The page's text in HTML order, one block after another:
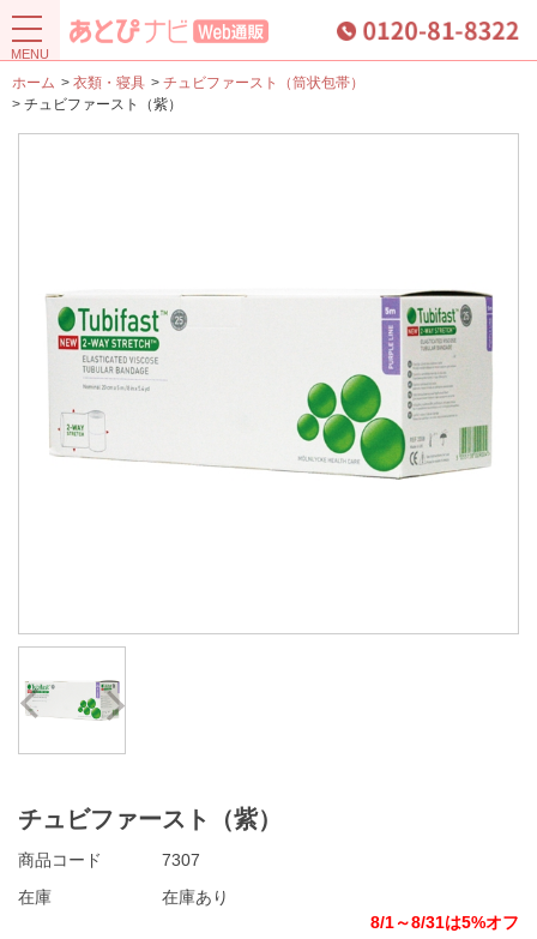
ホーム > 衣類・寝具 > チュビファースト（筒状包帯）
> チュビファースト（紫）
Prev
チュビファースト（紫）
8/1～8/31は5%オフ
商品コード
7307
在庫
在庫あり